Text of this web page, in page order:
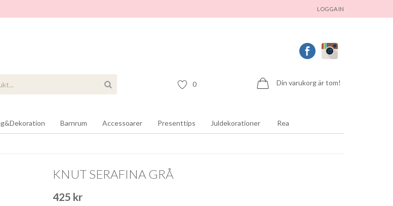
LOGGA IN
Din varukorg är tom!
0
Barnrum Accessoarer Presenttips Juldekorationer Rea
KNUT SERAFINA GRÅ
425 kr